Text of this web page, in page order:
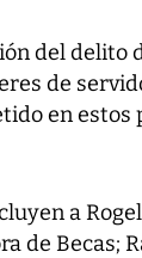
del delito
de
en estos
a
de Becas;